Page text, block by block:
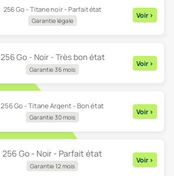
256 Go - Titane noir - Parfait état
Garantie légale
Voir >
256 Go - Noir - Très bon état
Garantie 36 mois
Voir >
256 Go - Titane Argent - Bon état
Garantie 30 mois
Voir >
256 Go - Noir - Parfait état
Garantie 12 mois
Voir >